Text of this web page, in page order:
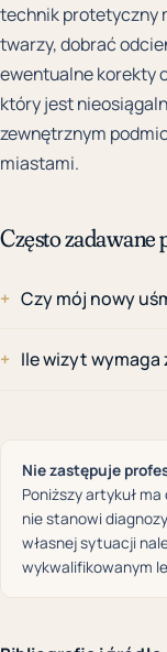
technik protetyczny
twarzy, dobrać
ewentualne korekty
który jest
zewnętrznym
miastami.
Często zadawane
Czy mój nowy
Ile wizyt
Nie zastępuje
Poniższy artykuł
nie stanowi
własnej sytuacji
wykwalifikowanym